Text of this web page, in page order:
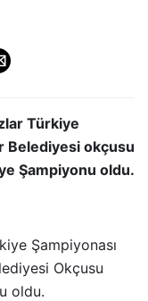
Türkiye
Belediyesi okçusu
Şampiyonu oldu.
Şampiyonası
Okçusu
oldu.